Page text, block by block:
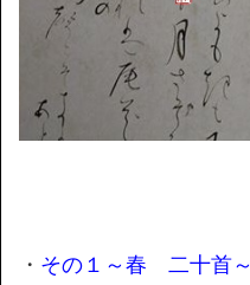
・ その１～春 二十首～